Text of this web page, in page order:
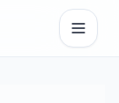
springen